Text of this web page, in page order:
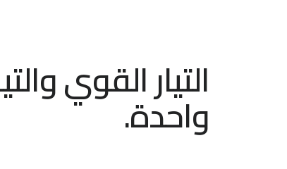
التيار القوي
واحدة.